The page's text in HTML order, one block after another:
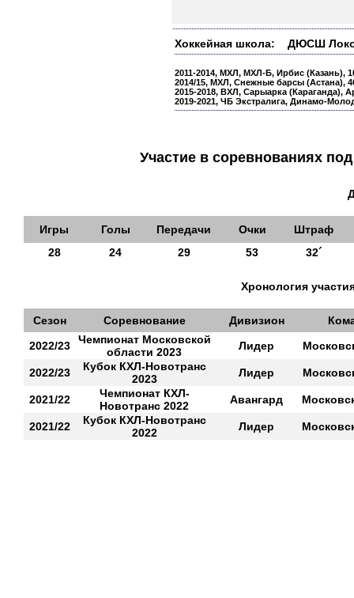
Хоккейная школа: ДЮСШ
2011-2014, МХЛ, МХЛ-Б, Ирбис (Казань),
2014/15, МХЛ, Снежные барсы (Астана),
2015-2018, ВХЛ, Сарыарка (Караганда),
2019-2021, ЧБ Экстралига, Динамо-
Участие в соревнованиях
Игры Голы Передачи Очки
Штраф
28
24 29 53 32´
Хронология
Сезон Соревнование Дивизион
2022/23
Чемпионат Московской
области 2023
Лидер
2022/23
Кубок КХЛ-Новотранс
2023
Лидер
2021/22
Чемпионат КХЛ-
Новотранс 2022
Авангард
2021/22
Кубок КХЛ-Новотранс
2022
Лидер